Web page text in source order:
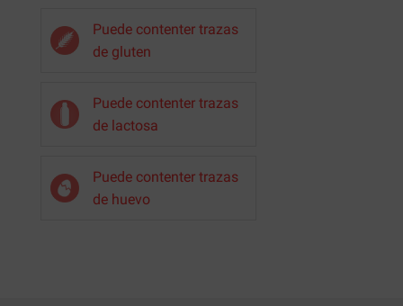
Puede contenter trazas
de gluten
Puede contenter trazas
de lactosa
Puede contenter trazas
de huevo